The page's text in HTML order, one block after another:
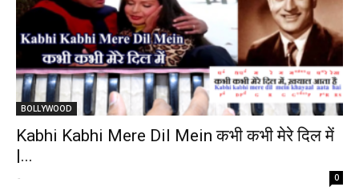
BOLLYWOOD
Kabhi Kabhi Mere Dil Mein कभी कभी मेरे दिल में
|...
- 0